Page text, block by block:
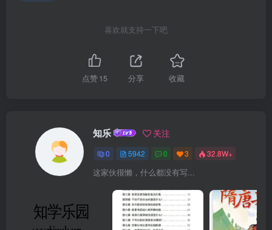
喜欢就支持一下吧
点赞15 分享 收藏
知乐 关注
0 5942 0 3 32.8W+
这家伙很懒，什么都没有写...